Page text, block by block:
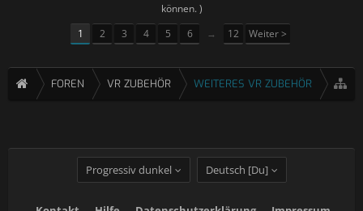
können. )
1
2 3 4 5 6 → 12 Weiter >
FOREN VR ZUBEHÖR WEITERES VR ZUBEHÖR
Progressiv dunkel Deutsch [Du]